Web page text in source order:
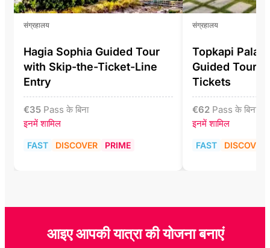
संग्रहालय
Hagia Sophia Guided Tour
with Skip-the-Ticket-Line
Entry
€35 Pass के बिना
इनमें शामिल
FAST DISCOVER PRIME
संग्रहालय
Topkapi
Guided Tour
Tickets
€62 Pass के बिना
इनमें शामिल
FAST DISCOVER
आइए आपकी यात्रा की योजना बनाएं